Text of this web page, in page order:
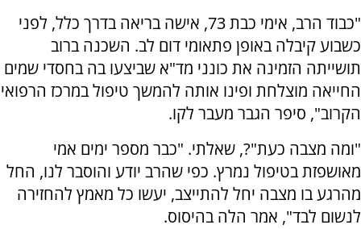
"כבוד הרב, אימי כבת 73, אישה בריאה בדרך כלל, לפני
כשבוע קיבלה באופן פתאומי דום לב. השכנה ברוב
תושייתה הזמינה את כונני מד"א שביצעו בה בחסדי שמים
החייאה מוצלחת ופינו אותה להמשך טיפול במרכז הרפואי
הקרוב", סיפר הגבר מעבר לקו.
"ומה מצבה כעת"?, שאלתי. "כבר מספר ימים אמי
מאושפזת בטיפול נמרץ. כפי שהרב יודע והוסבר לנו, החל
מהרגע בו מצבה יחל להתייצב, יעשו כל מאמץ להחזירה
לנשום לבד", אמר הלה בהיסוס.